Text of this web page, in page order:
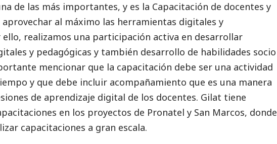
de las más importantes, y es la Capacitación de docentes y
al máximo las herramientas digitales y
ello, realizamos una participación activa en desarrollar
y pedagógicas y también desarrollo de habilidades socio
mencionar que la capacitación debe ser una actividad
y que debe incluir acompañamiento que es una manera
de aprendizaje digital de los docentes. Gilat tiene
en los proyectos de Pronatel y San Marcos, donde
capacitaciones a gran escala.